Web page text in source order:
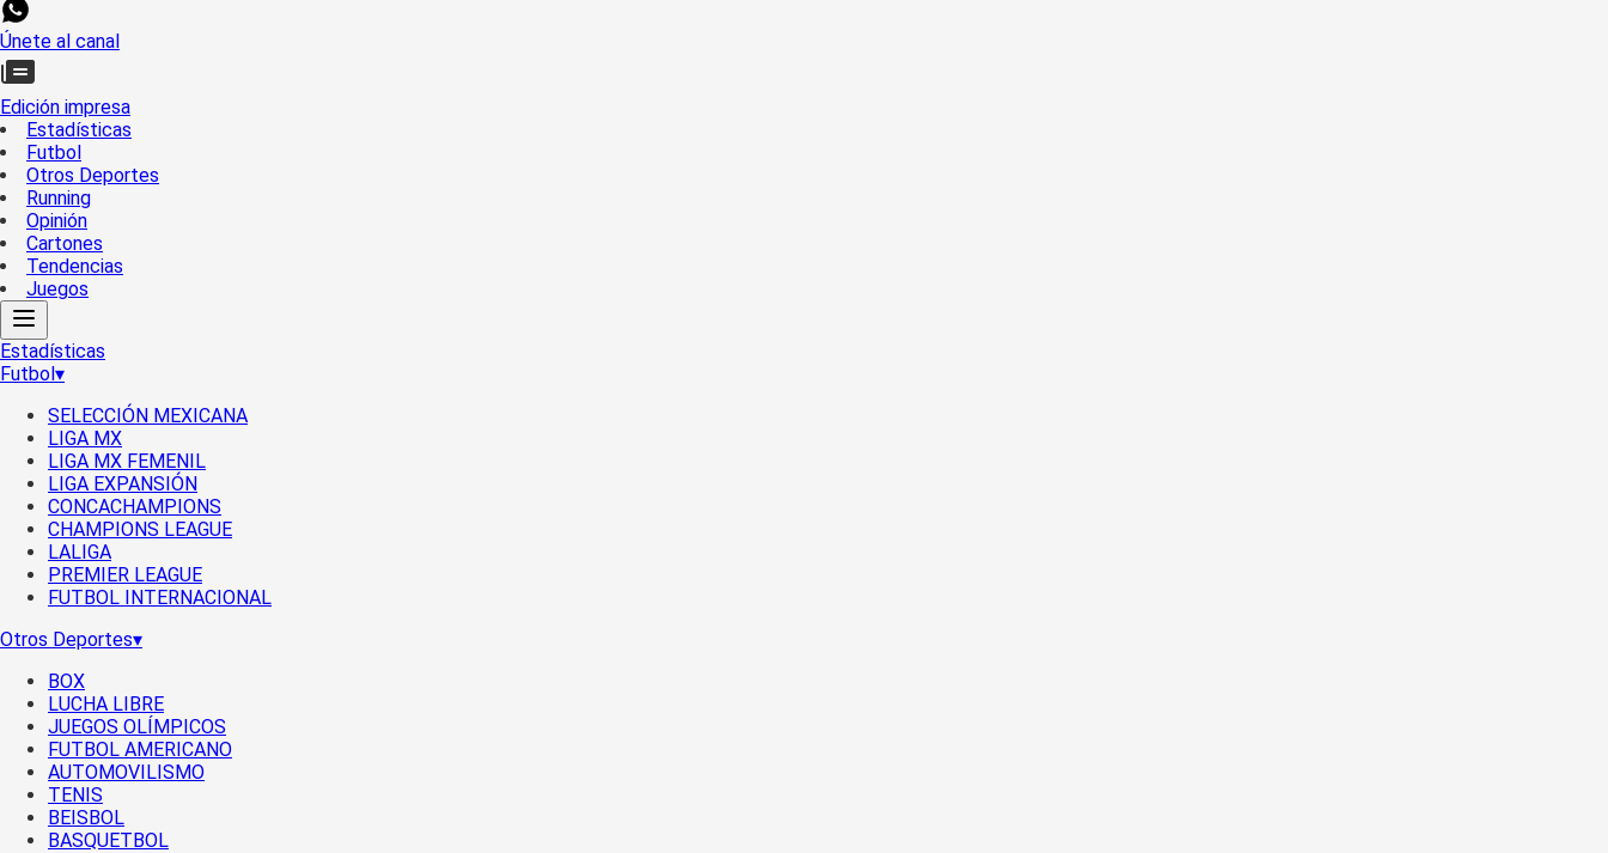
Únete al canal
Edición impresa
Estadísticas
Futbol
Otros Deportes
Running
Opinión
Cartones
Tendencias
Juegos
Estadísticas
Futbol▾
SELECCIÓN MEXICANA
LIGA MX
LIGA MX FEMENIL
LIGA EXPANSIÓN
CONCACHAMPIONS
CHAMPIONS LEAGUE
LALIGA
PREMIER LEAGUE
FUTBOL INTERNACIONAL
Otros Deportes▾
BOX
LUCHA LIBRE
JUEGOS OLÍMPICOS
FUTBOL AMERICANO
AUTOMOVILISMO
TENIS
BEISBOL
BASQUETBOL